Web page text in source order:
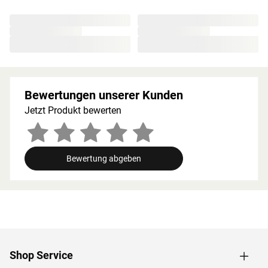
beibehalten werden. Zusätzlich mischen sich während
des Saunierens holzeigene Harze und ätherische Öle in
das gesunde Klima.
Bei der Montage einer Sauna muss ein Mindestabstand
von 10 cm zu Wänden und Decke unbedingt eingehalten
werden, um gute Luftzirkulation zu gewährleisten. So
Innenmaße: In diese Sauna mit den Innenmaßen von B
Bewertungen unserer Kunden
Jetzt Produkt bewerten
Bewertung abgeben
Shop Service